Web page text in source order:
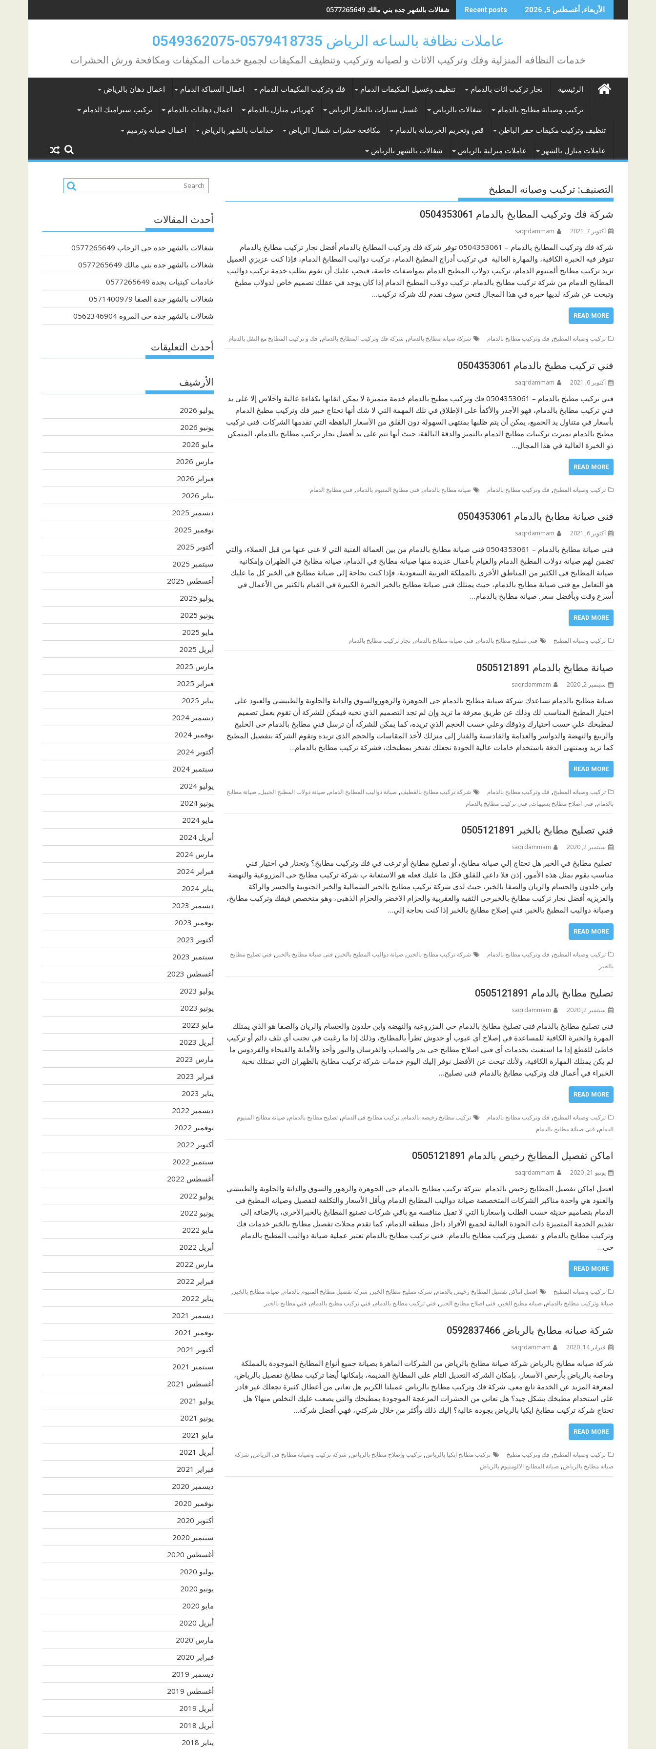
to
الأربعاء, أغسطس 5, 2026 Recent posts شغالات بالشهر جده بني مالك 0577265649
عاملات نظافة بالساعه الرياض 0579418735-0549362075
خدمات النظافه المنزلية وفك وتركيب الاثاث و لصيانه وتركيب وتنظيف المكيفات لجميع خدمات المكيفات ومكافحة ورش الحشرات
الرئيسية نجار تركيب اثاث بالدمام تنظيف وغسيل المكيفات الدمام فك وتركيب المكيفات الدمام اعمال السباكة الدمام اعمال دهان بالرياض
تركيب وصيانة مطابخ بالدمام شغالات بالرياض غسيل سيارات بالبخار الرياض كهربائي منازل بالدمام اعمال دهانات بالدمام تركيب سيراميك الدمام
تنظيف وتركيب مكيفات حفر الباطن قص وتخريم الخرسانة بالدمام مكافحة حشرات شمال الرياض خدامات بالشهر بالرياض اعمال صيانه وترميم
عاملات منازل بالشهر عاملات منزلية بالرياض شغالات بالشهر بالرياض
التصنيف: تركيب وصيانه المطبخ
شركة فك وتركيب المطابخ بالدمام 0504353061
أكتوبر 7, 2021 saqrdammam
شركة فك وتركيب المطابخ بالدمام – 0504353061 توفر شركة فك وتركيب المطابخ بالدمام أفضل نجار تركيب مطابخ بالدمام
تتوفر فيه الخبرة الكافية، والمهارة العالية في تركيب أدراج المطبخ الدمام، تركيب دواليب المطابخ الدمام، فإذا كنت عزيزي العميل
تريد تركيب مطابخ ألمنيوم الدمام، تركيب دولاب المطبخ الدمام بمواصفات خاصة، فيجب عليك أن تقوم بطلب خدمة تركيب دواليب
المطابخ الدمام من شركة تركيب مطابخ بالدمام. تركيب دولاب المطبخ الدمام إذا كان يوجد في عقلك تصميم خاص لدولاب مطبخ
وتبحث عن شركة لديها خبرة في هذا المجال فنحن سوف نقدم لك شركة تركيب…
READ MORE
تركيب وصيانه المطبخ, فك وتركيب مطابخ بالدمام شركة صيانة مطابخ بالدمام, شركة فك وتركيب المطابخ بالدمام, فك و تركيب المطابخ مع النقل بالدمام
فني تركيب مطبخ بالدمام 0504353061
أكتوبر 6, 2021 saqrdammam
فني تركيب مطبخ بالدمام – 0504353061 فك وتركيب مطبخ بالدمام خدمة متميزة لا يمكن اتقانها بكفاءة عالية واخلاص إلا على يد
فني تركيب مطابخ بالدمام، فهو الأجدر والأكفأ على الإطلاق في تلك المهمة التي لا شك أنها تحتاج خبير فك وتركيب مطبخ الدمام
بأسعار في متناول يد الجميع، يمكن أن يتم ظلبها بمنتهى السهولة دون القلق من الأسعار الباهظة التي تقدمها الشركات. فنى تركيب
مطبخ بالدمام تميزت تركيبات مطابخ الدمام بالتميز والدقة البالغة، حيث أنها تتم على يد أفضل نجار تركيب مطابخ بالدمام، المتمكن
ذو الخبرة العالية في هذا المجال…
READ MORE
تركيب وصيانه المطبخ, فك وتركيب مطابخ بالدمام صيانه مطابخ بالدمام, فنى مطابخ المنيوم بالدمام, فني مطابخ الدمام
فنى صيانة مطابخ بالدمام 0504353061
أكتوبر 6, 2021 saqrdammam
فنى صيانة مطابخ بالدمام – 0504353061 فنى صيانة مطابخ بالدمام من بين العمالة الفنية التي لا غنى عنها من قبل العملاء، والتي
تضمن لهم صيانة دولاب المطبخ الدمام والقيام بأعمال عديدة منها صيانة مطابخ في الدمام، صيانة مطابخ في الظهران وإمكانية
صيانة المطابخ في الكثير من المناطق الأخرى بالمملكة العربية السعودية، فإذا كنت بحاجة إلى صيانة مطابخ في الخبر كل ما عليك
هو التعامل مع فنى صيانة مطابخ بالدمام، حيث يمتلك فنى صيانة مطابخ بالخبر الخبرة الكبيرة في القيام بالكثير من الأعمال في
أسرع وقت وبأفضل سعر. صيانة مطابخ بالدمام…
READ MORE
تركيب وصيانه المطبخ فنى تصليح مطابخ بالدمام, فنى صيانة مطابخ بالدمام, نجار تركيب مطابخ بالدمام
صيانة مطابخ بالدمام 0505121891
سبتمبر 2, 2020 saqrdammam
صيانة مطابخ بالدمام تساعدك شركة صيانة مطابخ بالدمام حى الجوهرة والزهوروالسوق والدانة والجلوية والطبيشي والعنود على
اختيار المطبخ المناسب لك وذلك عن طريق معرفة ما تريد وإن لم تجد التصميم الذي تحبه فيمكن للشركة أن تقوم بعمل تصميم
لمطبخك علي حسب اختيارك وذوقك وعلي حسب الحجم الذي تريده، كما يمكن للشركة أن ترسل فني مطابخ بالدمام حى الخليج
والربيع والنهضة والدواسر والعدامة والقادسية والفنار إلي منزلك لأخذ المقاسات والحجم الذي تريده وتقوم الشركة بتفصيل المطبخ
كما تريد وبمنتهى الدقة باستخدام خامات عالية الجودة تجعلك تفتخر بمطبخك، فشركة تركيب مطابخ بالدمام…
READ MORE
تركيب وصيانه المطبخ, فك وتركيب مطابخ بالدمام شركة تركيب مطابخ بالقطيف, صيانة دواليب المطابخ الدمام, صيانة دولاب المطبخ الجبيل, صيانة مطابخ
بالدمام, فنى اصلاح مطابخ بسيهات, فني تركيب مطابخ بالدمام
فني تصليح مطابخ بالخبر 0505121891
سبتمبر 2, 2020 saqrdammam
تصليح مطابخ في الخبر هل تحتاج إلي صيانة مطابخ، أو تصليح مطابخ أو ترغب في فك وتركيب مطابخ؟ وتحتار في اختيار فني
مناسب يقوم بمثل هذه الأمور، إذن فلا داعي للقلق فكل ما عليك فعله هو الاستعانة ب شركة تركيب مطابخ حى المزروعية والنهضة
وابن خلدون والحسام والريان والصفا بالخبر، حيث لدى شركة تركيب مطابخ بالخبر الشمالية والخبر الجنوبية والجسر والراكة
والعزيزيه أفضل نجار تركيب مطابخ بالخبرحى الثقبه والعقربية والحزام الاخضر والحزام الذهبى، وهو متخصص فيفك وتركيب مطابخ،
وصيانة دواليب المطبخ بالخبر. فني إصلاح مطابخ بالخبر إذا كنت بحاجة إلي…
READ MORE
تركيب وصيانه المطبخ, فك وتركيب مطابخ بالدمام شركة تركيب مطابخ بالخبر , صيانة دواليب المطبخ بالخبر , فنى صيانة مطابخ بالخبر , فني تصليح مطابخ
بالخبر
تصليح مطابخ بالدمام 0505121891
سبتمبر 2, 2020 saqrdammam
فنى تصليح مطابخ بالدمام فنى تصليح مطابخ بالدمام حى المزروعية والنهضة وابن خلدون والحسام والريان والصفا هو الذي يمتلك
المهرة والخبرة الكافية للمساعدة في إصلاح أي عيوب أو خدوش تطرأ بالمطابخ، وذلك إذا ما رغبت في تجنب أي تلف دائم أو تركيب
خاطئ للقطع إذا ما استعنت بخدمات أي فنى اصلاح مطابخ حى بدر والضباب والفرسان والنور وأحد والأمانة والفيحاء والفردوس ما
لم يكن يمتلك المهارة الكافية، ولأنك تبحث عن الأفضل نوفر إليك اليوم خدمات شركة تركيب مطابخ بالظهران التي تمتلك نخبة
الخبراء في أعمال فك وتركيب مطابخ بالدمام. فنى تصليح…
READ MORE
تركيب وصيانه المطبخ, فك وتركيب مطابخ بالدمام تركيب مطابخ رخيصه بالدمام, تركيب مطابخ فى الدمام, تصليح مطابخ بالدمام, صيانة مطابخ المنيوم
الدمام, فنى صيانة مطابخ بالدمام
اماكن تفصيل المطابخ رخيص بالدمام 0505121891
يونيو 21, 2020 saqrdammam
افضل اماكن تفصيل المطابخ رخيص بالدمام شركة تركيب مطابخ بالدمام حى الجوهرة والزهور والسوق والدانة والجلوية والطبيشي
والعنود هي واحدة مناكبر الشركات المتخصصة صيانة دواليب المطابخ الدمام وبأقل الأسعار والتكلفة لتفصيل وصيانه المطبخ فى
الدمام بتصاميم حديثة حسب الطلب واسعارنا التي لا تقبل منافسه مع باقي شركات تصنيع المطابخ بالخبرالأخرى، بالإضافة إلى
تقديم الخدمة المتميزة ذات الجودة العالية لجميع الأفراد داخل منطقه الدمام، كما تقدم محلات تفصيل مطابخ بالخبر خدمات فك
وتركيب مطابخ بالدمام و تفصيل وتركيب مطابخ بالدمام. فني تركيب مطابخ بالدمام تعتبر عملية صيانة دواليب المطبخ بالدمام
حى…
READ MORE
تركيب وصيانه المطبخ افضل اماكن تفصيل المطابخ رخيص بالدمام, شركة تصليح مطابخ الخبر , شركة تفصيل مطابخ ألمنيوم بالدمام, صيانة مطابخ بالخبر ,
صيانة وتركيب مطابخ بالدمام, صيانه مطبخ الخبر , فنى اصلاح مطابخ الخبر , فني تركيب مطابخ بالدمام, فني تركيب مطبخ بالدمام, فني مطابخ بالخبر
شركة صيانه مطابخ بالرياض 0592837466
فبراير 14, 2020 saqrdammam
شركة صيانه مطابخ بالرياض شركة صيانة مطابخ بالرياض من الشركات الماهرة بصيانة جميع أنواع المطابخ الموجودة بالمملكة
وخاصة بالرياض بأرخص الأسعار، بإمكان الشركة التعديل التام على المطابخ القديمة، بإمكانها أيضا تركيب مطابخ تفصيل بالرياض،
لمعرفة المزيد عن الخدمة تابع معي. شركة فك وتركيب مطابخ بالرياض عميلنا الكريم هل تعاني من أعطال كثيرة تجعلك غير قادر
على استخدام مطبخك بشكل جيد؟ هل تعاني من الحشرات المزعجة الموجودة بمطبخك والتي يصعب عليك التخلص منها؟ هل
تحتاج شركة تركيب مطابخ ايكيا بالرياض بجودة عالية؟ إليك ذلك وأكثر من خلال شركتي، فهي أفضل شركة…
READ MORE
تركيب وصيانه المطبخ, فك وتركيب مطبخ تركيب مطابخ ايكيا بالرياض, تركيب وإصلاح مطابخ بالرياض, شركة تركيب وصيانة مطابخ فى الرياض, شركة
صيانه مطابخ بالرياض, صيانة المطابخ الالومنيوم بالرياض
أحدث المقالات
شغالات بالشهر جده حى الرحاب 0577265649
شغالات بالشهر جده بني مالك 0577265649
خادمات كينيات بجدة 0577265649
شغالات بالشهر جدة الصفا 0571400979
شغالات بالشهر جدة حى المروه 0562346904
أحدث التعليقات
الأرشيف
يوليو 2026
يونيو 2026
مايو 2026
مارس 2026
فبراير 2026
يناير 2026
ديسمبر 2025
نوفمبر 2025
أكتوبر 2025
سبتمبر 2025
أغسطس 2025
يوليو 2025
يونيو 2025
مايو 2025
أبريل 2025
مارس 2025
فبراير 2025
يناير 2025
ديسمبر 2024
نوفمبر 2024
أكتوبر 2024
سبتمبر 2024
يوليو 2024
يونيو 2024
مايو 2024
أبريل 2024
مارس 2024
فبراير 2024
يناير 2024
ديسمبر 2023
نوفمبر 2023
أكتوبر 2023
سبتمبر 2023
أغسطس 2023
يوليو 2023
يونيو 2023
مايو 2023
أبريل 2023
مارس 2023
فبراير 2023
يناير 2023
ديسمبر 2022
نوفمبر 2022
أكتوبر 2022
سبتمبر 2022
أغسطس 2022
يوليو 2022
يونيو 2022
مايو 2022
أبريل 2022
مارس 2022
فبراير 2022
يناير 2022
ديسمبر 2021
نوفمبر 2021
أكتوبر 2021
سبتمبر 2021
أغسطس 2021
يوليو 2021
يونيو 2021
مايو 2021
أبريل 2021
فبراير 2021
ديسمبر 2020
نوفمبر 2020
أكتوبر 2020
سبتمبر 2020
أغسطس 2020
يوليو 2020
يونيو 2020
مايو 2020
أبريل 2020
مارس 2020
فبراير 2020
ديسمبر 2019
أغسطس 2019
أبريل 2019
أبريل 2018
يناير 2018